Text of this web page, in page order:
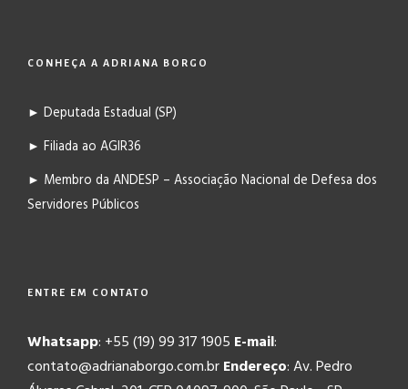
CONHEÇA A ADRIANA BORGO
► Deputada Estadual (SP)
► Filiada ao AGIR36
► Membro da ANDESP – Associação Nacional de Defesa dos
Servidores Públicos
ENTRE EM CONTATO
Whatsapp: +55 (19) 99 317 1905 E-mail:
contato@adrianaborgo.com.brEndereço: Av. Pedro